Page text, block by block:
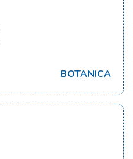
BOTANICA